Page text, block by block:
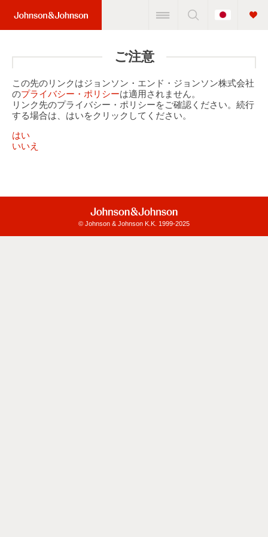
Logo)
Change
Country
ご注意
この先のリンクはジョンソン・エンド・ジョンソン株式会社
のプライバシー・ポリシーは適用されません。
リンク先のプライバシー・ポリシーをご確認ください。続行
する場合は、はいをクリックしてください。
はい
いいえ
© Johnson & Johnson K.K. 1999-2025